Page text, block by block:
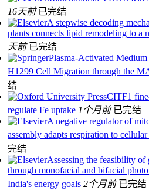
16天前 已完结
A stepwise decoding
plants connects lipid remodeling to a
天前 已完结
Plasma-Activated
H1299 Cell Migration through the
结
CITF1
regulate Fe uptake 1个月前 已完结
A negative regulator of
assembly adapts respiration to
完结
Assessing the feasibility
through monofacial and bifacial
India's energy goals 2个月前 已完结